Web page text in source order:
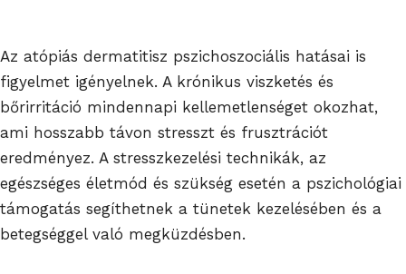
Az atópiás dermatitisz pszichoszociális hatásai is
figyelmet igényelnek. A krónikus viszketés és
bőrirritáció mindennapi kellemetlenséget okozhat,
ami hosszabb távon stresszt és frusztrációt
eredményez. A stresszkezelési technikák, az
egészséges életmód és szükség esetén a pszichológiai
támogatás segíthetnek a tünetek kezelésében és a
betegséggel való megküzdésben.